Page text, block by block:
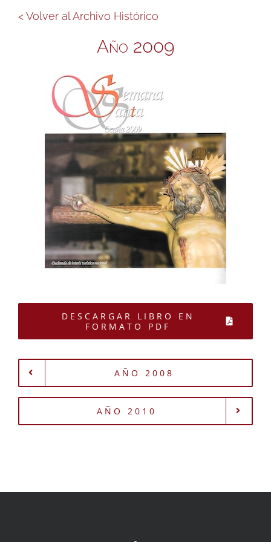
< Volver al Archivo Histórico
Año 2009
DESCARGAR LIBRO EN
FORMATO PDF
AÑO 2008
AÑO 2010